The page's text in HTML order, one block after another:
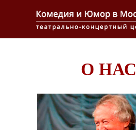
О НАС